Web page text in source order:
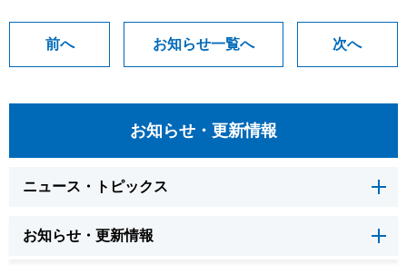
前へ お知らせ一覧へ 次へ
お知らせ・更新情報
ニュース・トピックス
お知らせ・更新情報